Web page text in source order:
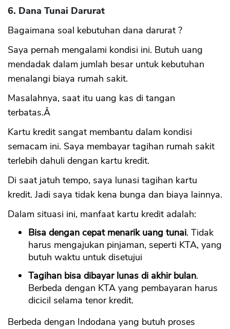
6. Dana Tunai Darurat
Bagaimana soal kebutuhan dana darurat ?
Saya pernah mengalami kondisi ini. Butuh uang
mendadak dalam jumlah besar untuk kebutuhan
menalangi biaya rumah sakit.
Masalahnya, saat itu uang kas di tangan
terbatas.Â
Kartu kredit sangat membantu dalam kondisi
semacam ini. Saya membayar tagihan rumah sakit
terlebih dahuli dengan kartu kredit.
Di saat jatuh tempo, saya lunasi tagihan kartu
kredit. Jadi saya tidak kena bunga dan biaya lainnya.
Dalam situasi ini, manfaat kartu kredit adalah:
Bisa dengan cepat menarik uang tunai. Tidak
harus mengajukan pinjaman, seperti KTA, yang
butuh waktu untuk disetujui
Tagihan bisa dibayar lunas di akhir bulan.
Berbeda dengan KTA yang pembayaran harus
dicicil selama tenor kredit.
Berbeda dengan Indodana yang butuh proses